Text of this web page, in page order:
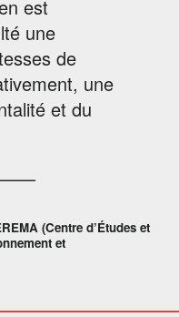
est
une
de
une
et du
(Centre d’Études et
et